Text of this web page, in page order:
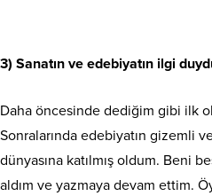
3) Sanatın ve edebiyatın ilgi
Daha öncesinde dediğim gibi ilk
Sonralarında edebiyatın gizemli
dünyasına katılmış oldum. Beni
aldım ve yazmaya devam ettim.